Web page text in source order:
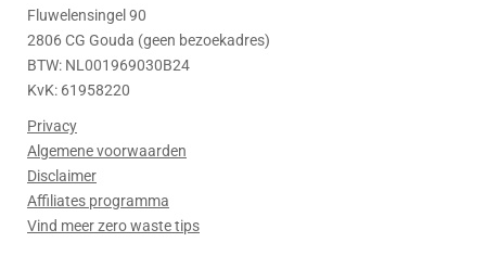
Fluwelensingel 90
2806 CG Gouda (geen bezoekadres)
BTW: NL001969030B24
KvK: 61958220
Privacy
Algemene voorwaarden
Disclaimer
Affiliates programma
Vind meer zero waste tips